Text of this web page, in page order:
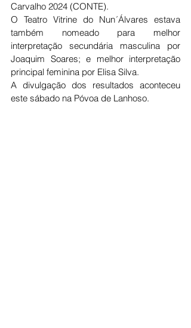
Carvalho 2024 (CONTE).
O Teatro Vitrine do Nun´Álvares estava
também nomeado para melhor
interpretação secundária masculina por
Joaquim Soares; e melhor interpretação
principal feminina por Elisa Silva.
A divulgação dos resultados aconteceu
este sábado na Póvoa de Lanhoso.